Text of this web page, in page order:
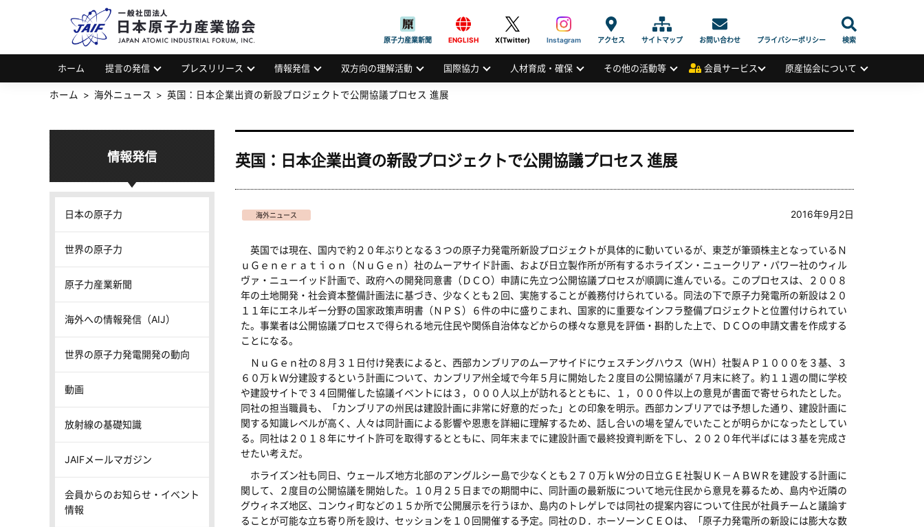
JAPAN ATOMIC INDUSTRIAL FORUM, INC.
原子力産業新聞 ENGLISH X(Twitter) Instagram アクセス サイトマップ お問い合わせ プライバシーポリシー 検索
ホーム 提言の発信 プレスリリース 情報発信 双方向の理解活動 国際協力 人材育成・確保 その他の活動等 会員サービス 原産協会について
ホーム 海外ニュース 英国：日本企業出資の新設プロジェクトで公開協議プロセス 進展
英国：日本企業出資の新設プロジェクトで公開協議プロセス 進展
海外ニュース 2016年9月2日
英国では現在、国内で約２０年ぶりとなる３つの原子力発電所新設プロジェクトが具体的に動いているが、東芝が筆頭株主となっているＮ
ｕＧｅｎｅｒａｔｉｏｎ（ＮｕＧｅｎ）社のムーアサイド計画、および日立製作所が所有するホライズン・ニュークリア・パワー社のウィル
ヴァ・ニューイッド計画で、政府への開発同意書（ＤＣＯ）申請に先立つ公開協議プロセスが順調に進んでいる。このプロセスは、２００８
年の土地開発・社会資本整備計画法に基づき、少なくとも２回、実施することが義務付けられている。同法の下で原子力発電所の新設は２０
１１年にエネルギー分野の国家政策声明書（ＮＰＳ）６件の中に盛りこまれ、国家的に重要なインフラ整備プロジェクトと位置付けられてい
た。事業者は公開協議プロセスで得られる地元住民や関係自治体などからの様々な意見を評価・斟酌した上で、ＤＣＯの申請文書を作成する
ことになる。
ＮｕＧｅｎ社の８月３１日付け発表によると、西部カンブリアのムーアサイドにウェスチングハウス（ＷＨ）社製ＡＰ１０００を３基、３
６０万ｋＷ分建設するという計画について、カンブリア州全域で今年５月に開始した２度目の公開協議が７月末に終了。約１１週の間に学校
や建設サイトで３４回開催した協議イベントには３，０００人以上が訪れるとともに、１，０００件以上の意見が書面で寄せられたとした。
同社の担当職員も、「カンブリアの州民は建設計画に非常に好意的だった」との印象を明示。西部カンブリアでは予想した通り、建設計画に
関する知識レベルが高く、人々は同計画による影響や恩恵を詳細に理解するため、話し合いの場を望んでいたことが明らかになったとしてい
る。同社は２０１８年にサイト許可を取得するとともに、同年末までに建設計画で最終投資判断を下し、２０２０年代半ばには３基を完成さ
せたい考えだ。
ホライズン社も同日、ウェールズ地方北部のアングルシー島で少なくとも２７０万ｋＷ分の日立ＧＥ社製ＵＫ－ＡＢＷＲを建設する計画に
関して、２度目の公開協議を開始した。１０月２５日までの期間中に、同計画の最新版について地元住民から意見を募るため、島内や近隣の
グウィネズ地区、コンウィ町などの１５か所で公開展示を行うほか、島内のトレゲレでは同社の提案内容について住民が社員チームと議論す
ることが可能な立ち寄り所を設け、セッションを１０回開催する予定。同社のＤ．ホーソーンＣＥＯは、「原子力発電所の新設には膨大な数
情報発信
日本の原子力
世界の原子力
原子力産業新聞
海外への情報発信（AIJ）
世界の原子力発電開発の動向
動画
放射線の基礎知識
JAIFメールマガジン
会員からのお知らせ・イベント
情報